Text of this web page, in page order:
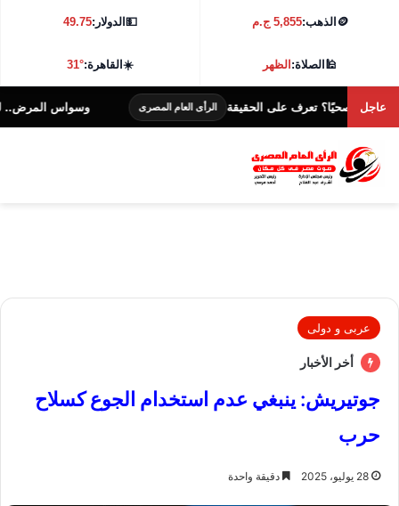
🪙 الذهب:5,855 ج.م 💵الدولار:49.75
🕌الصلاة:الظهر ☀️القاهرة:31°
عاجلتعرف على الحقيقة الرأى العام المصرى وسواس المرض.. لماذا
عربى و دولى
أخر الأخبار
جوتيريش: ينبغي عدم استخدام الجوع كسلاح
حرب
28 يوليو، 2025 دقيقة واحدة